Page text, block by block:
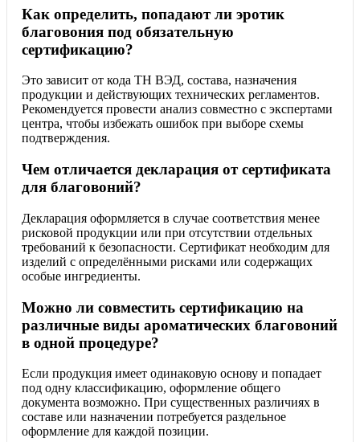
Как определить, попадают ли эротик
благовония под обязательную
сертификацию?
Это зависит от кода ТН ВЭД, состава, назначения
продукции и действующих технических регламентов.
Рекомендуется провести анализ совместно с экспертами
центра, чтобы избежать ошибок при выборе схемы
подтверждения.
Чем отличается декларация от сертификата
для благовоний?
Декларация оформляется в случае соответствия менее
рисковой продукции или при отсутствии отдельных
требований к безопасности. Сертификат необходим для
изделий с определёнными рисками или содержащих
особые ингредиенты.
Можно ли совместить сертификацию на
различные виды ароматических благовоний
в одной процедуре?
Если продукция имеет одинаковую основу и попадает
под одну классификацию, оформление общего
документа возможно. При существенных различиях в
составе или назначении потребуется раздельное
оформление для каждой позиции.